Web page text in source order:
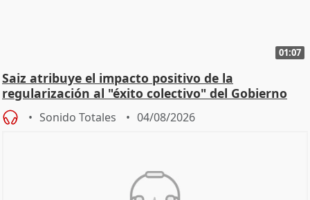
01:07
Saiz atribuye el impacto positivo de la
regularización al "éxito colectivo" del Gobierno
Sonido Totales 04/08/2026